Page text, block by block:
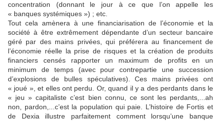
concentration (donnant le jour à ce que l’on appelle les
« banques systémiques ») ; etc.
Tout cela amènera à une financiarisation de l’économie et la
société à être extrêmement dépendante d’un secteur bancaire
géré par des mains privées, qui préférera au financement de
l’économie réelle la prise de risques et la création de produits
financiers censés rapporter un maximum de profits en un
minimum de temps (avec pour contrepartie une succession
d’explosions de bulles spéculatives). Ces mains privées ont
« joué », et elles ont perdu. Or, quand il y a des perdants dans le
« jeu » capitaliste c’est bien connu, ce sont les perdants,...ah
non, pardon,...c’est la population qui paie. L’histoire de Fortis et
de Dexia illustre parfaitement comment lorsqu’une banque